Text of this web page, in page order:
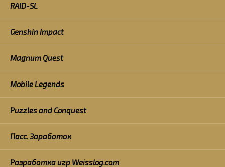
RAID-SL
Genshin Impact
Magnum Quest
Mobile Legends
Puzzles and Conquest
Пасс. Заработок
Разработка игр Weisslog.com